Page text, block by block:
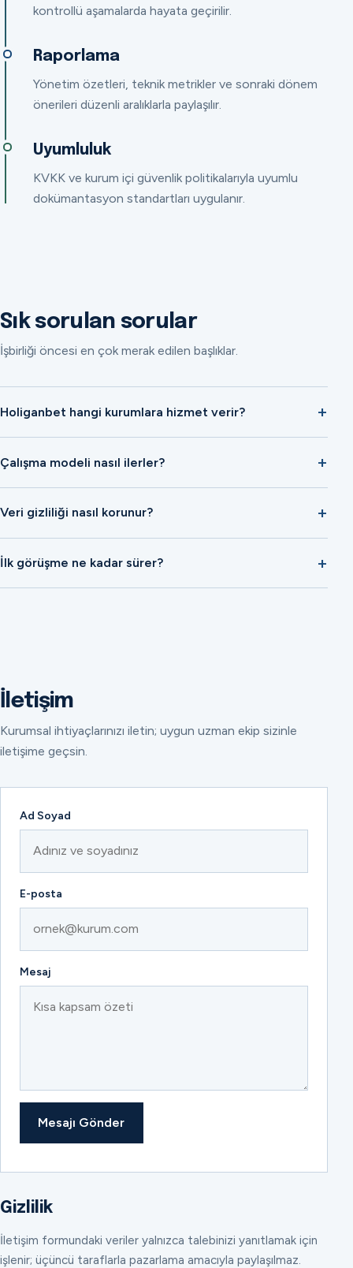
kontrollü aşamalarda hayata geçirilir.
Raporlama
Yönetim özetleri, teknik metrikler ve sonraki dönem
önerileri düzenli aralıklarla paylaşılır.
Uyumluluk
KVKK ve kurum içi güvenlik politikalarıyla uyumlu
dokümantasyon standartları uygulanır.
Sık sorulan sorular
İşbirliği öncesi en çok merak edilen başlıklar.
Holiganbet hangi kurumlara hizmet verir?
Çalışma modeli nasıl ilerler?
Veri gizliliği nasıl korunur?
İlk görüşme ne kadar sürer?
İletişim
Kurumsal ihtiyaçlarınızı iletin; uygun uzman ekip sizinle
iletişime geçsin.
Ad Soyad
E-posta
Mesaj
Mesajı Gönder
Gizlilik
İletişim formundaki veriler yalnızca talebinizi yanıtlamak için
işlenir; üçüncü taraflarla pazarlama amacıyla paylaşılmaz.